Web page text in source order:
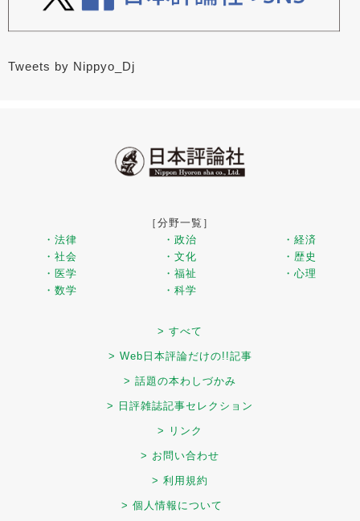
Tweets by Nippyo_Dj
［分野一覧］
・法律
・政治
・経済
・社会
・文化
・歴史
・医学
・福祉
・心理
・数学
・科学
> すべて
> Web日本評論だけの!!記事
> 話題の本わしづかみ
> 日評雑誌記事セレクション
> リンク
> お問い合わせ
> 利用規約
> 個人情報について